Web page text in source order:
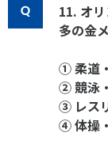
11. オ
多の金
① 柔道
② 競泳
③ レス
④ 体操